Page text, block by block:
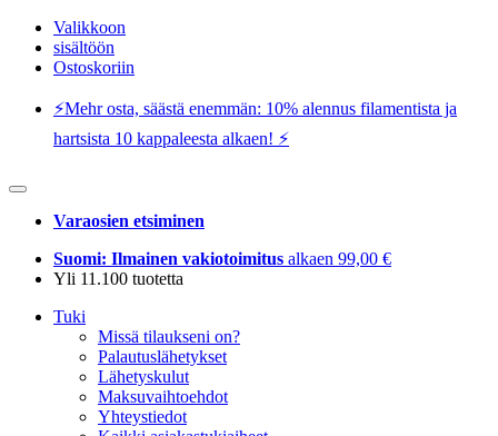
Valikkoon
sisältöön
Ostoskoriin
⚡️Mehr osta, säästä enemmän: 10% alennus filamentista ja
hartsista 10 kappaleesta alkaen! ⚡️
Varaosien etsiminen
Suomi: Ilmainen vakiotoimitus alkaen 99,00 €
Yli 11.100 tuotetta
Tuki
Missä tilaukseni on?
Palautuslähetykset
Lähetyskulut
Maksuvaihtoehdot
Yhteystiedot